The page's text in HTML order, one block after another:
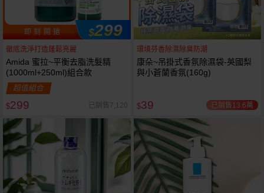
即 刻 開 搶 $299
徹底洗淨打造蓬鬆亮麗
Amida 蜜拉~平衡去脂洗髮精
(1000ml+250ml)組合款
超值組合
$299 已銷售7,120
環境芬香除濕除臭防潮
康朵~吊掛式香氛除濕袋-英國梨
與小蒼蘭香氛(160g)
$39 已銷售13.6萬